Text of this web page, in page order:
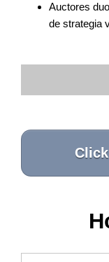
Auctores
de strategia